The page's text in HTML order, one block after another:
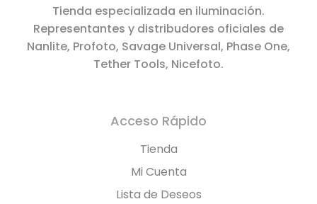
Tienda especializada en iluminación.
Representantes y distribudores oficiales de
Nanlite, Profoto, Savage Universal, Phase One,
Tether Tools, Nicefoto.
Acceso Rápido
Tienda
Mi Cuenta
Lista de Deseos